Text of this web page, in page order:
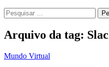
Pesquisar
por:
Arquivo da tag:
Mundo Virtual